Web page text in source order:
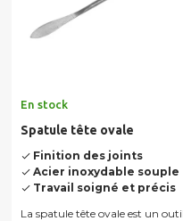
En stock
Spatule tête ovale
doneFinition des joints
doneAcier inoxydable souple
doneTravail soigné et précis
La spatule tête ovale est un outil